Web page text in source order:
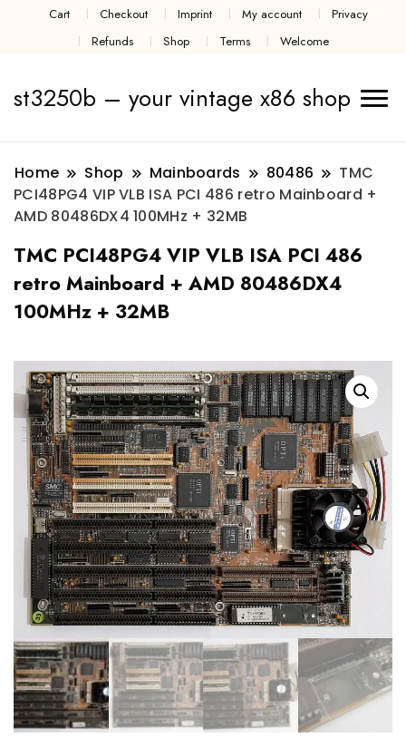
Cart Checkout Imprint My account
Privacy
Refunds
Shop Terms Welcome
st3250b – your vintage x86 shop
Home Shop Mainboards 80486
TMC
PCI48PG4 VIP VLB ISA PCI 486 retro Mainboard +
AMD 80486DX4 100MHz + 32MB
TMC PCI48PG4 VIP VLB ISA PCI 486
retro Mainboard + AMD 80486DX4
100MHz + 32MB